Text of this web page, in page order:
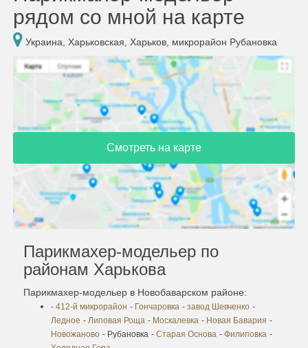
рядом со мной на карте
Украина, Харьковская, Харьков, микрорайон Рубановка
Смотреть на карте
Парикмахер-модельер по
районам Харькова
Парикмахер-модельер в Новобаварском районе:
- 412-й микрорайон - Гончаровка - завод Шевченко -
Ледное - Липовая Роща - Москалевка - Новая Бавария -
Новожаново - Рубановка - Старая Основа - Филиповка -